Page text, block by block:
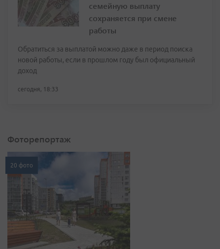
семейную выплату
сохраняется при смене
работы
Обратиться за выплатой можно даже в период поиска
новой работы, если в прошлом году был официальный
доход
сегодня, 18:33
Фоторепортаж
20 фото